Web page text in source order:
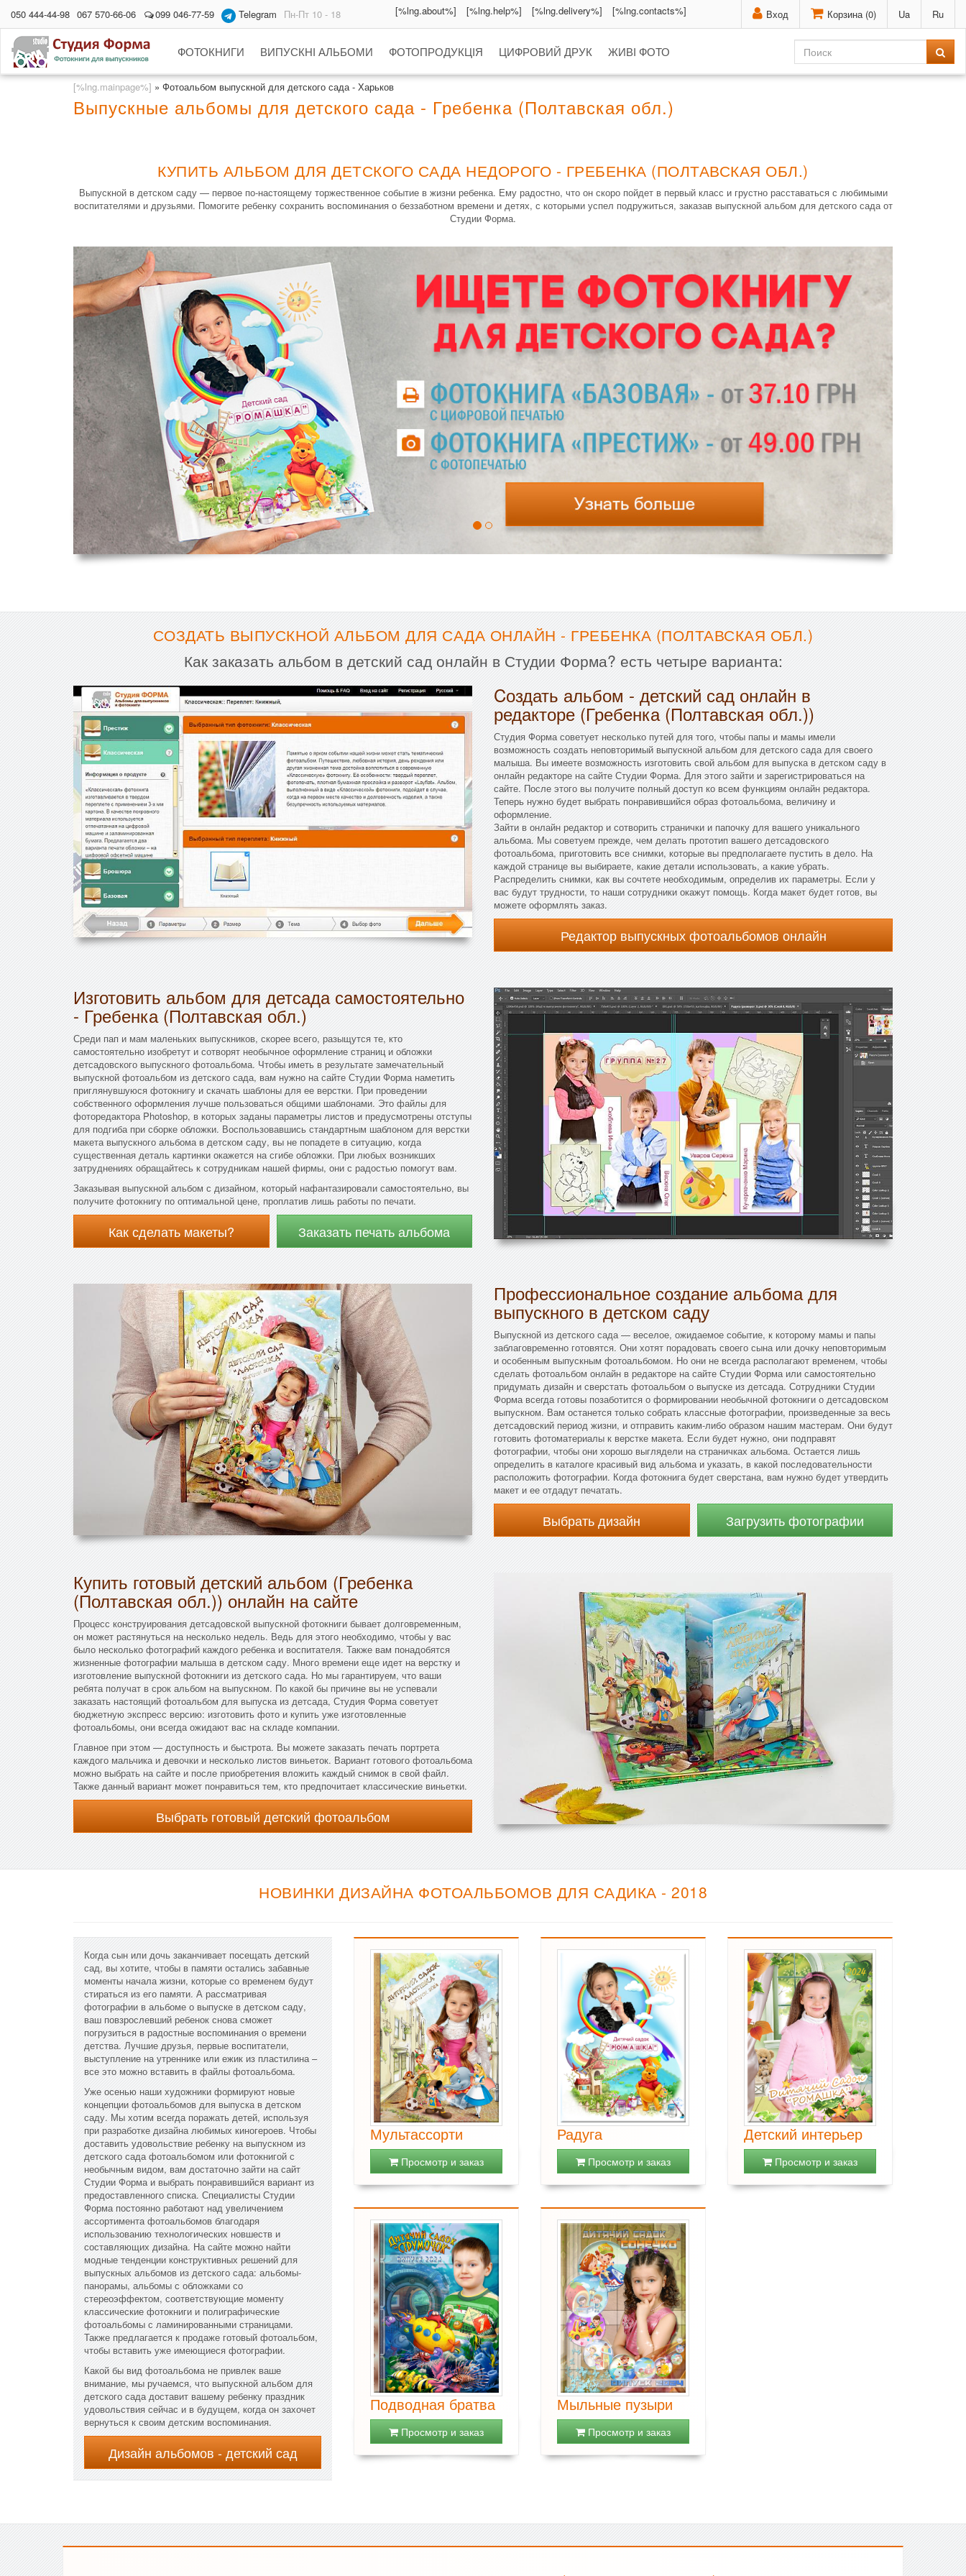
Вход Корзина (0) Ua Ru
050 444-44-98 067 570-66-06 099 046-77-59 Telegram Пн-Пт 10 - 18 [%lng.about%] [%lng.help%] [%lng.delivery%] [%lng.contacts%]
ФОТОКНИГИ ВИПУСКНІ АЛЬБОМИ ФОТОПРОДУКЦІЯ ЦИФРОВИЙ ДРУК ЖИВІ ФОТО
[%lng.mainpage%] » Фотоальбом выпускной для детского сада - Харьков
Выпускные альбомы для детского сада - Гребенка (Полтавская обл.)
КУПИТЬ АЛЬБОМ ДЛЯ ДЕТСКОГО САДА НЕДОРОГО - ГРЕБЕНКА (ПОЛТАВСКАЯ ОБЛ.)
Выпускной в детском саду — первое по-настоящему торжественное событие в жизни ребенка. Ему радостно, что он скоро пойдет в первый класс и грустно расставаться с любимыми
воспитателями и друзьями. Помогите ребенку сохранить воспоминания о беззаботном времени и детях, с которыми успел подружиться, заказав выпускной альбом для детского сада от
Студии Форма.
СОЗДАТЬ ВЫПУСКНОЙ АЛЬБОМ ДЛЯ САДА ОНЛАЙН - ГРЕБЕНКА (ПОЛТАВСКАЯ ОБЛ.)
Как заказать альбом в детский сад онлайн в Студии Форма? есть четыре варианта:
Cоздать альбом - детский сад онлайн в
редакторе (Гребенка (Полтавская обл.))
Студия Форма советует несколько путей для того, чтобы папы и мамы имели
возможность создать неповторимый выпускной альбом для детского сада для своего
малыша. Вы имеете возможность изготовить свой альбом для выпуска в детском саду в
онлайн редакторе на сайте Студии Форма. Для этого зайти и зарегистрироваться на
сайте. После этого вы получите полный доступ ко всем функциям онлайн редактора.
Теперь нужно будет выбрать понравившийся образ фотоальбома, величину и
оформление.
Зайти в онлайн редактор и сотворить странички и папочку для вашего уникального
альбома. Мы советуем прежде, чем делать прототип вашего детсадовского
фотоальбома, приготовить все снимки, которые вы предполагаете пустить в дело. На
каждой странице вы выбираете, какие детали использовать, а какие убрать.
Распределить снимки, как вы сочтете необходимым, определив их параметры. Если у
вас будут трудности, то наши сотрудники окажут помощь. Когда макет будет готов, вы
можете оформлять заказ.
Редактор выпускных фотоальбомов онлайн
Изготовить альбом для детсада самостоятельно
- Гребенка (Полтавская обл.)
Среди пап и мам маленьких выпускников, скорее всего, разыщутся те, кто
самостоятельно изобретут и сотворят необычное оформление страниц и обложки
детсадовского выпускного фотоальбома. Чтобы иметь в результате замечательный
выпускной фотоальбом из детского сада, вам нужно на сайте Студии Форма наметить
приглянувшуюся фотокнигу и скачать шаблоны для ее верстки. При проведении
собственного оформления лучше пользоваться общими шаблонами. Это файлы для
фоторедактора Photoshop, в которых заданы параметры листов и предусмотрены отступы
для подгиба при сборке обложки. Воспользовавшись стандартным шаблоном для верстки
макета выпускного альбома в детском саду, вы не попадете в ситуацию, когда
существенная деталь картинки окажется на сгибе обложки. При любых возникших
затруднениях обращайтесь к сотрудникам нашей фирмы, они с радостью помогут вам.
Заказывая выпускной альбом с дизайном, который нафантазировали самостоятельно, вы
получите фотокнигу по оптимальной цене, проплатив лишь работы по печати.
Как сделать макеты? Заказать печать альбома
Профессиональное создание альбома для
выпускного в детском саду
Выпускной из детского сада — веселое, ожидаемое событие, к которому мамы и папы
заблаговременно готовятся. Они хотят порадовать своего сына или дочку неповторимым
и особенным выпускным фотоальбомом. Но они не всегда располагают временем, чтобы
сделать фотоальбом онлайн в редакторе на сайте Студии Форма или самостоятельно
придумать дизайн и сверстать фотоальбом о выпуске из детсада. Сотрудники Студии
Форма всегда готовы позаботится о формировании необычной фотокниги о детсадовском
выпускном. Вам останется только собрать классные фотографии, произведенные за весь
детсадовский период жизни, и отправить каким-либо образом нашим мастерам. Они будут
готовить фотоматериалы к верстке макета. Если будет нужно, они подправят
фотографии, чтобы они хорошо выглядели на страничках альбома. Остается лишь
определить в каталоге красивый вид альбома и указать, в какой последовательности
расположить фотографии. Когда фотокнига будет сверстана, вам нужно будет утвердить
макет и ее отдадут печатать.
Выбрать дизайн Загрузить фотографии
Купить готовый детский альбом (Гребенка
(Полтавская обл.)) онлайн на сайте
Процесс конструирования детсадовской выпускной фотокниги бывает долговременным,
он может растянуться на несколько недель. Ведь для этого необходимо, чтобы у вас
было несколько фотографий каждого ребенка и воспитателя. Также вам понадобятся
жизненные фотографии малыша в детском саду. Много времени еще идет на верстку и
изготовление выпускной фотокниги из детского сада. Но мы гарантируем, что ваши
ребята получат в срок альбом на выпускном. По какой бы причине вы не успевали
заказать настоящий фотоальбом для выпуска из детсада, Студия Форма советует
бюджетную экспресс версию: изготовить фото и купить уже изготовленные
фотоальбомы, они всегда ожидают вас на складе компании.
Главное при этом — доступность и быстрота. Вы можете заказать печать портрета
каждого мальчика и девочки и несколько листов виньеток. Вариант готового фотоальбома
можно выбрать на сайте и после приобретения вложить каждый снимок в свой файл.
Также данный вариант может понравиться тем, кто предпочитает классические виньетки.
Выбрать готовый детский фотоальбом
НОВИНКИ ДИЗАЙНА ФОТОАЛЬБОМОВ ДЛЯ САДИКА - 2018
Когда сын или дочь заканчивает посещать детский
сад, вы хотите, чтобы в памяти остались забавные
моменты начала жизни, которые со временем будут
стираться из его памяти. А рассматривая
фотографии в альбоме о выпуске в детском саду,
ваш повзрослевший ребенок снова сможет
погрузиться в радостные воспоминания о времени
детства. Лучшие друзья, первые воспитатели,
выступление на утреннике или ежик из пластилина –
все это можно вставить в файлы фотоальбома.
Уже осенью наши художники формируют новые
концепции фотоальбомов для выпуска в детском
саду. Мы хотим всегда поражать детей, используя
при разработке дизайна любимых киногероев. Чтобы
доставить удовольствие ребенку на выпускном из
детского сада фотоальбомом или фотокнигой с
необычным видом, вам достаточно зайти на сайт
Студии Форма и выбрать понравившийся вариант из
предоставленного списка. Специалисты Студии
Форма постоянно работают над увеличением
ассортимента фотоальбомов благодаря
использованию технологических новшеств и
составляющих дизайна. На сайте можно найти
модные тенденции конструктивных решений для
выпускных альбомов из детского сада: альбомы-
панорамы, альбомы с обложками со
стереоэффектом, соответствующие моменту
классические фотокниги и полиграфические
фотоальбомы с ламинированными страницами.
Также предлагается к продаже готовый фотоальбом,
чтобы вставить уже имеющиеся фотографии.
Какой бы вид фотоальбома не привлек ваше
внимание, мы ручаемся, что выпускной альбом для
детского сада доставит вашему ребенку праздник
удовольствия сейчас и в будущем, когда он захочет
вернуться к своим детским воспоминания.
Дизайн альбомов - детский сад
Мультассорти
Просмотр и заказ
Радуга
Просмотр и заказ
Детский интерьер
Просмотр и заказ
Подводная братва
Просмотр и заказ
Мыльные пузыри
Просмотр и заказ